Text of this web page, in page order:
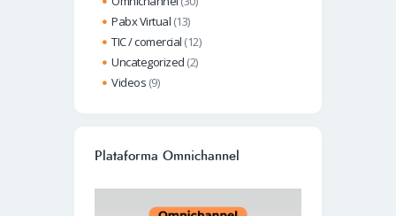
Pabx Virtual (13)
TIC / comercial (12)
Uncategorized (2)
Videos (9)
Plataforma Omnichannel